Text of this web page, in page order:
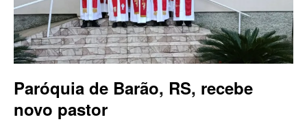
Paróquia de Barão, RS, recebe
novo pastor